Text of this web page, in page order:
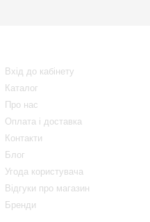
Вхід до кабінету
Каталог
Про нас
Оплата і доставка
Контакти
Блог
Угода користувача
Відгуки про магазин
Бренди